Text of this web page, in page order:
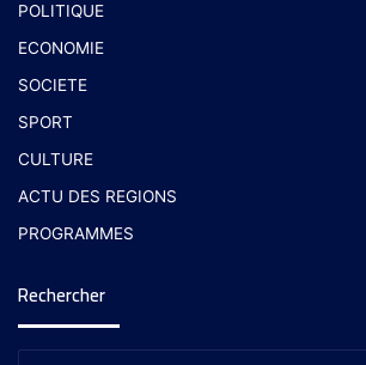
POLITIQUE
ECONOMIE
SOCIETE
SPORT
CULTURE
ACTU DES REGIONS
PROGRAMMES
Rechercher